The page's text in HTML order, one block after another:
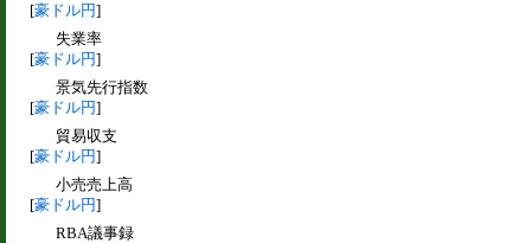
[豪ドル円]
失業率
[豪ドル円]
景気先行指数
[豪ドル円]
貿易収支
[豪ドル円]
小売売上高
[豪ドル円]
RBA議事録